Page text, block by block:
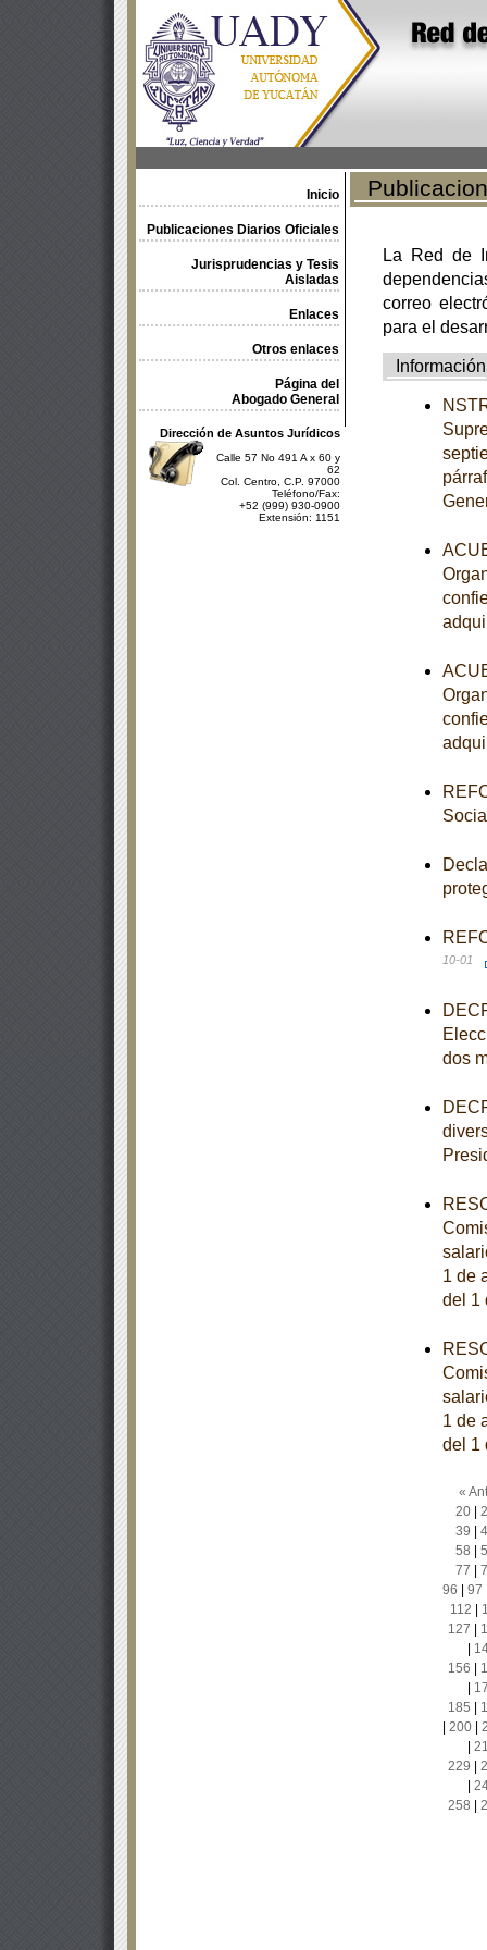
Inicio
Publicaciones Diarios Oficiales
Jurisprudencias y Tesis
Aisladas
Enlaces
Otros enlaces
Página del
Abogado General
Dirección de Asuntos Jurídicos
Calle 57 No 491 A x 60 y
62
Col. Centro, C.P. 97000
Teléfono/Fax:
+52 (999) 930-0900
Extensión: 1151
La Red de
correo
para el
Información
10-01
dos
1 de
del 1
1 de
del 1
«
20|
39
58
77
96
97
112
127
156
185
200|
229
258